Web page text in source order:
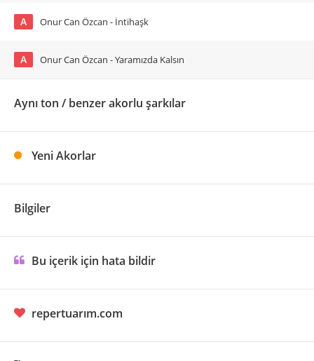
A Onur Can Özcan - İntihaşk
A Onur Can Özcan - Yaramızda Kalsın
Aynı ton / benzer akorlu şarkılar
Yeni Akorlar
Bilgiler
Bu içerik için hata bildir
repertuarım.com